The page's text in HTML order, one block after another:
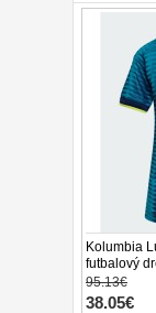
Kolumbia
futbalový
Rukáv
95.13€
38.05€